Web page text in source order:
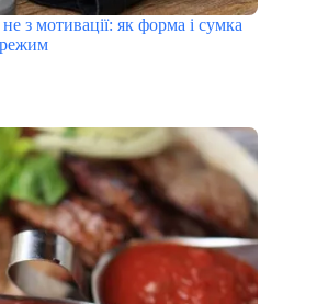
з мотивації: як форма і сумка